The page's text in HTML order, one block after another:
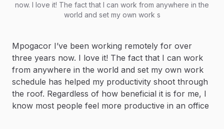
now. I love it! The fact that I can work from anywhere in the
world and set my own work s
Mpogacor I’ve been working remotely for over
three years now. I love it! The fact that I can work
from anywhere in the world and set my own work
schedule has helped my productivity shoot through
the roof. Regardless of how beneficial it is for me, I
know most people feel more productive in an office